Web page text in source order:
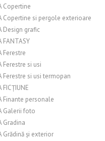
Copertine
Copertine si pergole exterioare
Design grafic
FANTASY
Ferestre
Ferestre si usi
Ferestre si usi termopan
FICȚIUNE
Finante personale
Galerii foto
Gradina
Grădină și exterior